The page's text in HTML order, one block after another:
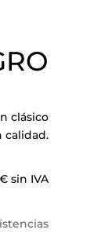
clásico
calidad.
sin IVA